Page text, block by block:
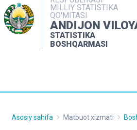
MILLIY STATISTIKA
QO'MITASI
ANDIJON
STATISTIKA
BOSHQARMASI
INTERAKTIV
MATBUOT XIZMATI
MUROJAATLAR
Asosiy sahifa Matbuot xizmati